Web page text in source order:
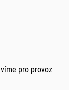
pro provoz